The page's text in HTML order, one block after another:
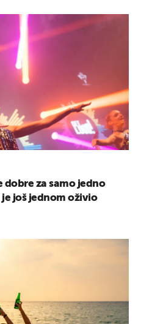
dobre za samo jedno
još jednom oživio